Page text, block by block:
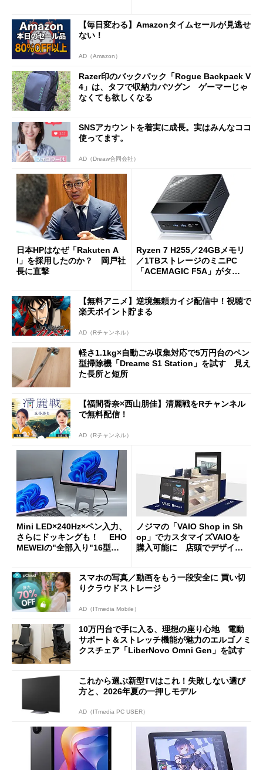
【毎日変わる】Amazonタイムセールが見逃せ
ない！
AD（Amazon）
Razer印のバックパック「Rogue Backpack V
4」は、タフで収納力バツグン ゲーマーじゃ
なくても欲しくなる
SNSアカウントを着実に成長。実はみんなココ
使ってます。
AD（Dreaw合同会社）
日本HPはなぜ「Rakuten A
I」を採用したのか？ 岡戸社
長に直撃
Ryzen 7 H255／24GBメモリ
／1TBストレージのミニPC
「ACEMAGIC F5A」がタイ
【無料アニメ】逆境無頼カイジ配信中！視聴で
楽天ポイント貯まる
AD（Rチャンネル）
軽さ1.1kg×自動ごみ収集対応で5万円台のペン
型掃除機「Dreame S1 Station」を試す 見え
た長所と短所
【福間香奈×西山朋佳】清麗戦をRチャンネル
で無料配信！
AD（Rチャンネル）
Mini LED×240Hz×ペン入力、
さらにドッキングも！ EHO
MEWEIの"全部入り"16型モ
ノジマの「VAIO Shop in Sh
op」でカスタマイズVAIOを
購入可能に 店頭でデザイン
スマホの写真／動画をもう一段安全に 買い切
りクラウドストレージ
AD（ITmedia Mobile）
10万円台で手に入る、理想の座り心地 電動
サポート＆ストレッチ機能が魅力のエルゴノミ
クスチェア「LiberNovo Omni Gen」を試す
これから選ぶ新型TVはこれ！失敗しない選び
方と、2026年夏の一押しモデル
AD（ITmedia PC USER）